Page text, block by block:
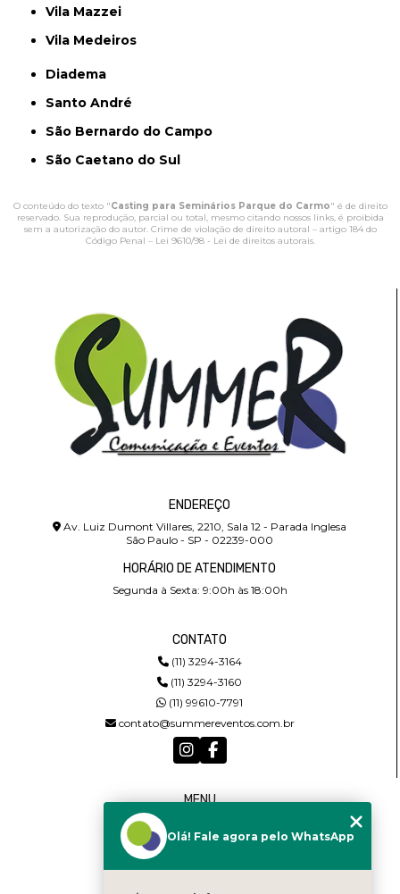
Vila Mazzei
Vila Medeiros
Diadema
Santo André
São Bernardo do Campo
São Caetano do Sul
O conteúdo do texto "Casting para Seminários Parque do Carmo" é de direito
reservado. Sua reprodução, parcial ou total, mesmo citando nossos links, é proibida
sem a autorização do autor. Crime de violação de direito autoral – artigo 184 do
Código Penal – Lei 9610/98 - Lei de direitos autorais.
ENDEREÇO
Av. Luiz Dumont Villares, 2210, Sala 12 - Parada Inglesa
São Paulo - SP - 02239-000
HORÁRIO DE ATENDIMENTO
Segunda à Sexta: 9:00h às 18:00h
CONTATO
(11) 3294-3164
(11) 3294-3160
(11) 99610-7791
contato@summereventos.com.br
MENU
QUEM SOMOS
Olá! Fale agora pelo WhatsApp